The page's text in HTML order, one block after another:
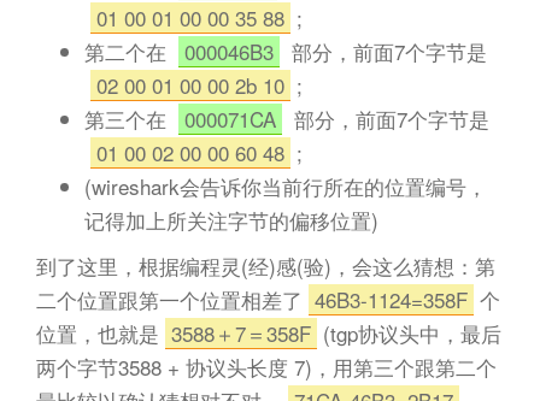
01 00 01 00 00 35 88 ;
第二个在
000046B3 部分，前面7个字节是
02 00 01 00 00 2b 10 ;
第三个在
000071CA 部分，前面7个字节是
01 00 02 00 00 60 48 ;
(wireshark会告诉你当前行所在的位置编号，
记得加上所关注字节的偏移位置)
到了这里，根据编程灵(经)感(验)，会这么猜想：第
二个位置跟第一个位置相差了 46B3-1124=358F 个
位置，也就是 3588＋7＝358F (tgp协议头中，最后
两个字节3588 + 协议头长度 7)，用第三个跟第二个